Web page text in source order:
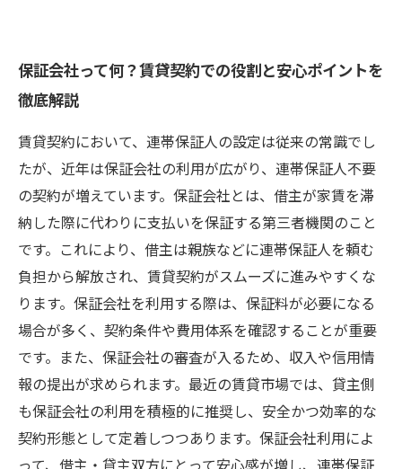
保証会社って何？賃貸契約での役割と安心ポイントを
徹底解説
賃貸契約において、連帯保証人の設定は従来の常識でし
たが、近年は保証会社の利用が広がり、連帯保証人不要
の契約が増えています。保証会社とは、借主が家賃を滞
納した際に代わりに支払いを保証する第三者機関のこと
です。これにより、借主は親族などに連帯保証人を頼む
負担から解放され、賃貸契約がスムーズに進みやすくな
ります。保証会社を利用する際は、保証料が必要になる
場合が多く、契約条件や費用体系を確認することが重要
です。また、保証会社の審査が入るため、収入や信用情
報の提出が求められます。最近の賃貸市場では、貸主側
も保証会社の利用を積極的に推奨し、安全かつ効率的な
契約形態として定着しつつあります。保証会社利用によ
って、借主・貸主双方にとって安心感が増し、連帯保証